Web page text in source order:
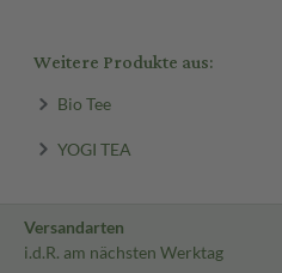
Weitere Produkte aus:
Bio Tee
YOGI TEA
Versandarten
i.d.R. am nächsten Werktag